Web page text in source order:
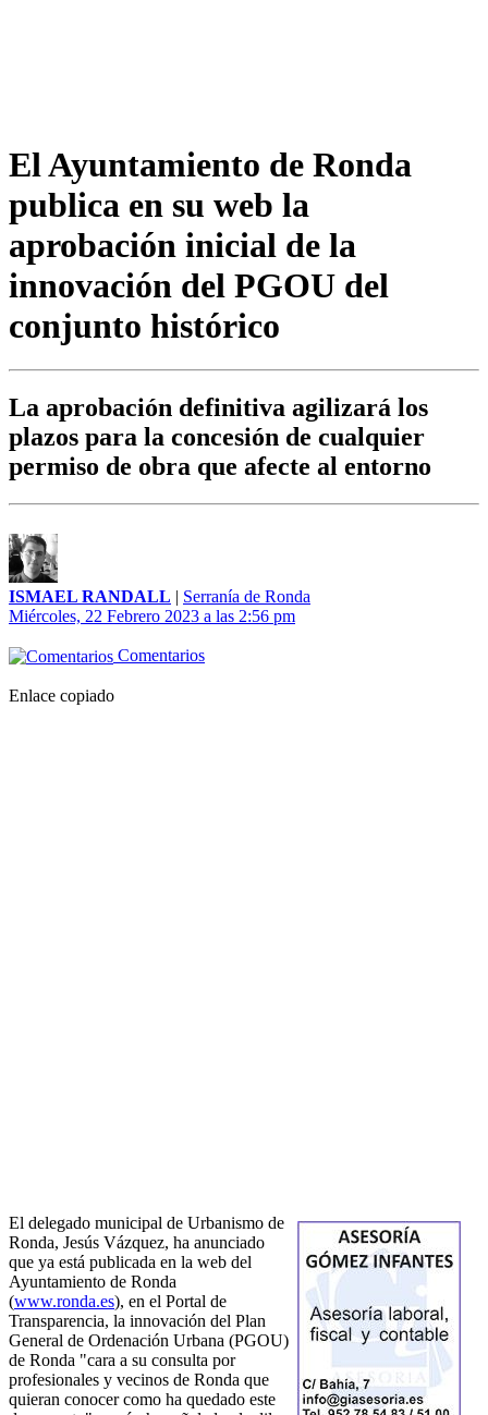
El Ayuntamiento de Ronda
publica en su web la
aprobación inicial de la
innovación del PGOU del
conjunto histórico
La aprobación definitiva agilizará los
plazos para la concesión de cualquier
permiso de obra que afecte al entorno
ISMAEL RANDALL | Serranía de Ronda
Miércoles, 22 Febrero 2023 a las 2:56 pm
Comentarios
Enlace copiado
El delegado municipal de Urbanismo de
Ronda, Jesús Vázquez, ha anunciado
que ya está publicada en la web del
Ayuntamiento de Ronda
(www.ronda.es), en el Portal de
Transparencia, la innovación del Plan
General de Ordenación Urbana (PGOU)
de Ronda "cara a su consulta por
profesionales y vecinos de Ronda que
quieran conocer como ha quedado este